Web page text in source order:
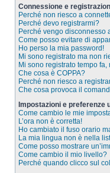
Connessione e
Perché non riesco a
Perché devo registrarmi?
Perché vengo disconnesso
Come posso evitare di
Ho perso la mia password!
Mi sono registrato ma non
Mi sono registrato tempo
Che cosa è COPPA?
Perché non riesco a
Che cosa provoca il
Impostazioni e preferenze
Come cambio le mie
L’ora non è corretta!
Ho cambiato il fuso orario
La mia lingua non è nella
Come posso mostrare
Come cambio il mio livello?
Perché quando clicco sul